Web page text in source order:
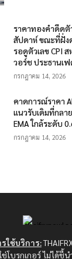
ราคาทองคำดีด
สัปดาห์ ขณะที่ฝั่ง
รอดูตัวเลข CPI
วอร์ช ประธานเ
กรกฎาคม 14, 2026
คาดการณ์ราคา
แนวรับเดิมที่กลา
EMA ใกล้ระดับ
กรกฎาคม 14, 2026
ใช้บริการ:
ช่โบรกเกอร์ ไม่ได้ชี้